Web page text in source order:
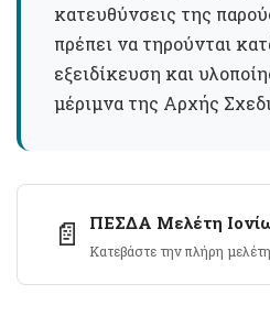
κατευθύνσεις της
πρέπει να τηρούνται
εξειδίκευση και
μέριμνα της Αρχής
📄 ΠΕΣΔΑ Μελέτη
Κατεβάστε την πλήρη